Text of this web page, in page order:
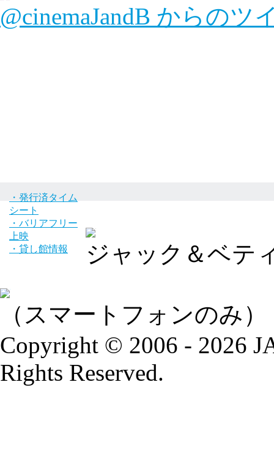
@cinemaJandB からのツ
・発行済タイム
シート
・バリアフリー
上映
・貸し館情報
ジャック＆ベテ
（スマートフォンのみ）
Copyright © 2006 - 2026
Rights Reserved.